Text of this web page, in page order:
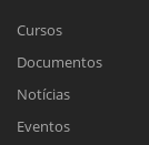
Cursos
Documentos
Notícias
Eventos